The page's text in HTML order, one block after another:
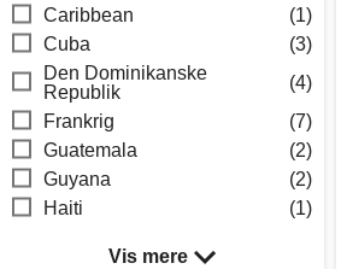
Caribbean
(1)
Cuba
(3)
Den Dominikanske
Republik
(4)
Frankrig
(7)
Guatemala
(2)
Guyana
(2)
Haiti
(1)
Vis mere